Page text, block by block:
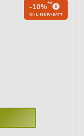
-10%**
ONLINE RABATT